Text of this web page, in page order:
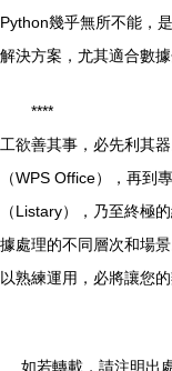
Python幾乎無所不能，
解決方案，尤其適合數
****
工欲善其事，必先利其
（WPS Office），再到
（Listary），乃至終極
據處理的不同層次和場
以熟練運用，必將讓您
如若轉載，請注明出